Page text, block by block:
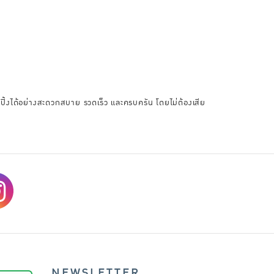
ด้อย่างสะดวกสบาย รวดเร็ว และครบครัน โดยไม่ต้องเสีย